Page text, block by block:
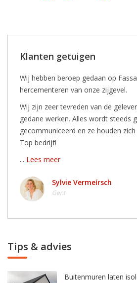
Klanten getuigen
Wij hebben beroep gedaan op
hercementeren van onze zijgevel.
Wij zijn zeer tevreden van de
gedane werken. Alles wordt steeds
gecommuniceerd en ze houden
Top bedrijf!
... Lees meer
Sylvie Vermeírsch
Gent
Tips & advies
Buitenmuren laten